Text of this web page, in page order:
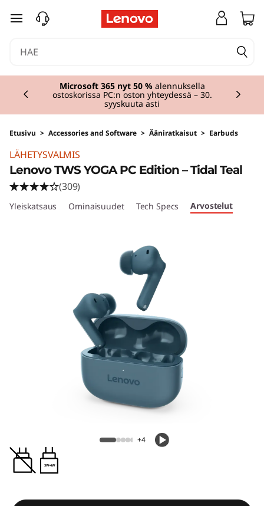
siirry pääsisältöön
Microsoft 365 nyt 50 %alennuksella
ostoskorissa PC:n oston yhteydessä – 30.
syyskuuta asti
Currently displaying item 3 of 3
Etusivu > Accessories and Software > Ääniratkaisut > Earbuds
LÄHETYSVALMIS
Lenovo TWS YOGA PC Edition – Tidal Teal
(309)
Yleiskatsaus Ominaisuudet Tech Specs Arvostelut
+4
3W-4W